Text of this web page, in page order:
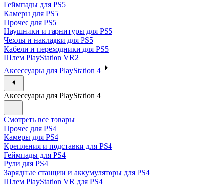
Геймпады для PS5
Камеры для PS5
Прочее для PS5
Наушники и гарнитуры для PS5
Чехлы и накладки для PS5
Кабели и переходники для PS5
Шлем PlayStation VR2
Аксессуары для PlayStation 4
Аксессуары для PlayStation 4
Смотреть все товары
Прочее для PS4
Камеры для PS4
Крепления и подставки для PS4
Геймпады для PS4
Рули для PS4
Зарядные станции и аккумуляторы для PS4
Шлем PlayStation VR для PS4